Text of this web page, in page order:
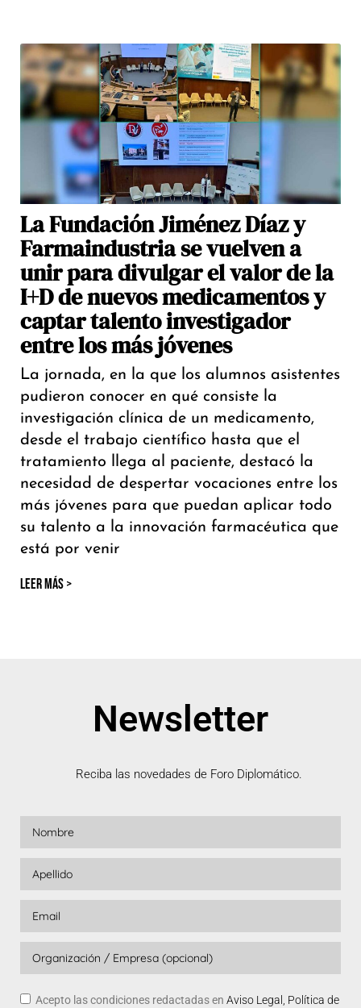
La Fundación Jiménez Díaz y
Farmaindustria se vuelven a
unir para divulgar el valor de la
I+D de nuevos medicamentos y
captar talento investigador
entre los más jóvenes
La jornada, en la que los alumnos asistentes
pudieron conocer en qué consiste la
investigación clínica de un medicamento,
desde el trabajo científico hasta que el
tratamiento llega al paciente, destacó la
necesidad de despertar vocaciones entre los
más jóvenes para que puedan aplicar todo
su talento a la innovación farmacéutica que
está por venir
LEER MÁS >
Newsletter
Reciba las novedades de Foro Diplomático.
Acepto las condiciones redactadas en Aviso Legal, Política de